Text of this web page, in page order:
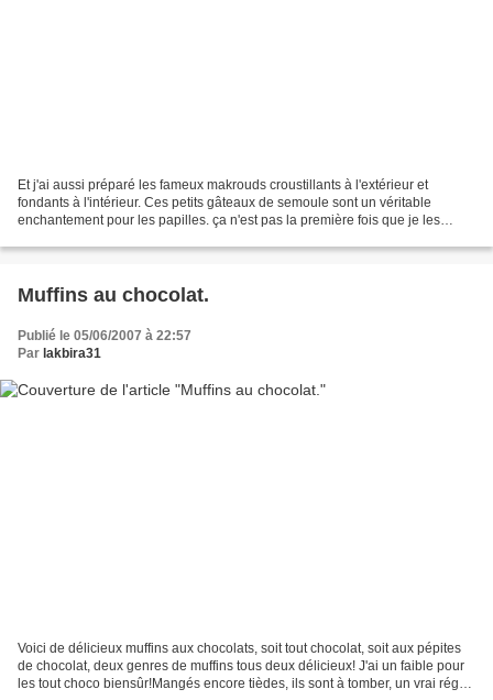
Et j'ai aussi préparé les fameux makrouds croustillants à l'extérieur et
fondants à l'intérieur. Ces petits gâteaux de semoule sont un véritable
enchantement pour les papilles. ça n'est pas la première fois que je les
Muffins au chocolat.
Publié le 05/06/2007 à 22:57
Par lakbira31
Voici de délicieux muffins aux chocolats, soit tout chocolat, soit aux pépites
de chocolat, deux genres de muffins tous deux délicieux! J'ai un faible pour
les tout choco biensûr!Mangés encore tièdes, ils sont à tomber, un vrai régal